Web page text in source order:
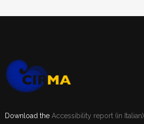
Download the Accessibility report (in Italian)